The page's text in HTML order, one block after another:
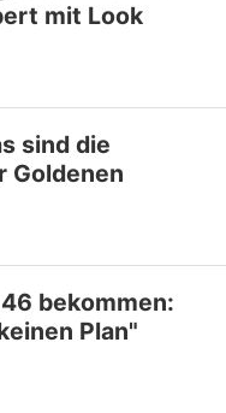
mit Look
sind die
Goldenen
bekommen:
Plan"